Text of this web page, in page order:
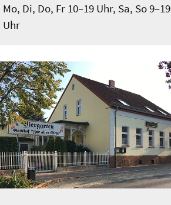
Mo, Di, Do, Fr 10–19 Uhr, Sa, So 9–19
Uhr